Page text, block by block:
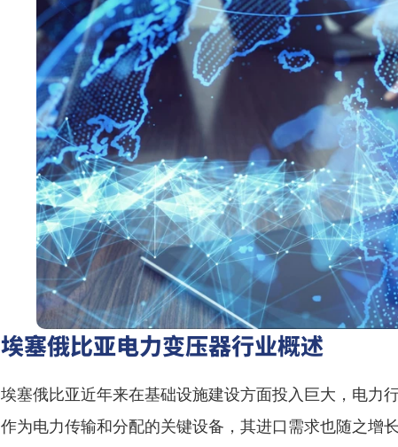
埃塞俄比亚电力变压器行业概述
埃塞俄比亚近年来在基础设施建设方面投入巨大，电力
作为电力传输和分配的关键设备，其进口需求也随之增